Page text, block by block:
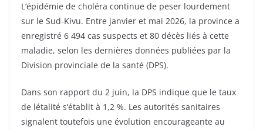
L’épidémie de choléra continue de peser lourdement
sur le Sud-Kivu. Entre janvier et mai 2026, la province a
enregistré 6 494 cas suspects et 80 décès liés à cette
maladie, selon les dernières données publiées par la
Division provinciale de la santé (DPS).
Dans son rapport du 2 juin, la DPS indique que le taux
de létalité s’établit à 1,2 %. Les autorités sanitaires
signalent toutefois une évolution encourageante au